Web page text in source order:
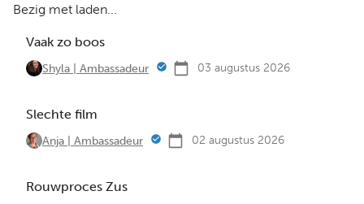
Bezig met laden...
Vaak zo boos
Shyla | Ambassadeur 03 augustus 2026
Slechte film
Anja | Ambassadeur 02 augustus 2026
Rouwproces Zus